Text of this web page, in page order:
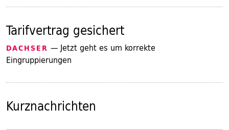
Tarifvertrag gesichert
DACHSER — Jetzt geht es um korrekte
Eingruppierungen
Kurznachrichten